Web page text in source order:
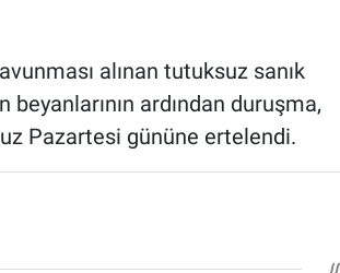
alınan tutuksuz sanık
beyanlarının ardından duruşma,
Pazartesi gününe ertelendi.